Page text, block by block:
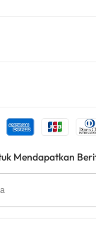
Mendapatkan